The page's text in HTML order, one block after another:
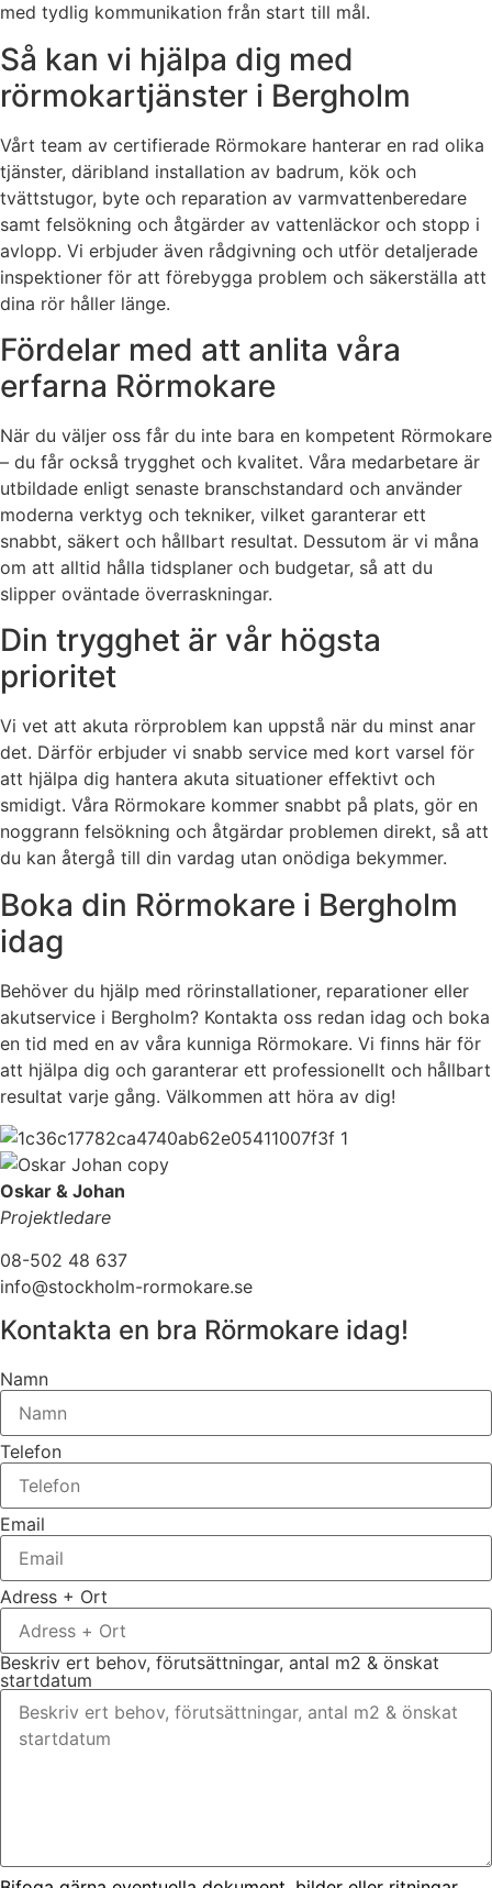
med tydlig kommunikation från start till mål.
Så kan vi hjälpa dig med
rörmokartjänster i Bergholm
Vårt team av certifierade Rörmokare hanterar en rad olika
tjänster, däribland installation av badrum, kök och
tvättstugor, byte och reparation av varmvattenberedare
samt felsökning och åtgärder av vattenläckor och stopp i
avlopp. Vi erbjuder även rådgivning och utför detaljerade
inspektioner för att förebygga problem och säkerställa att
dina rör håller länge.
Fördelar med att anlita våra
erfarna Rörmokare
När du väljer oss får du inte bara en kompetent Rörmokare
– du får också trygghet och kvalitet. Våra medarbetare är
utbildade enligt senaste branschstandard och använder
moderna verktyg och tekniker, vilket garanterar ett
snabbt, säkert och hållbart resultat. Dessutom är vi måna
om att alltid hålla tidsplaner och budgetar, så att du
slipper oväntade överraskningar.
Din trygghet är vår högsta
prioritet
Vi vet att akuta rörproblem kan uppstå när du minst anar
det. Därför erbjuder vi snabb service med kort varsel för
att hjälpa dig hantera akuta situationer effektivt och
smidigt. Våra Rörmokare kommer snabbt på plats, gör en
noggrann felsökning och åtgärdar problemen direkt, så att
du kan återgå till din vardag utan onödiga bekymmer.
Boka din Rörmokare i Bergholm
idag
Behöver du hjälp med rörinstallationer, reparationer eller
akutservice i Bergholm? Kontakta oss redan idag och boka
en tid med en av våra kunniga Rörmokare. Vi finns här för
att hjälpa dig och garanterar ett professionellt och hållbart
resultat varje gång. Välkommen att höra av dig!
Oskar & Johan
Projektledare
08-502 48 637
info@stockholm-rormokare.se
Kontakta en bra Rörmokare idag!
Namn
Telefon
Email
Adress + Ort
Beskriv ert behov, förutsättningar, antal m2 & önskat
startdatum